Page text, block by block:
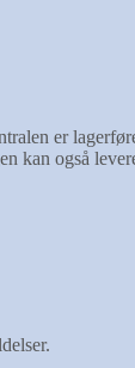
er
kan også